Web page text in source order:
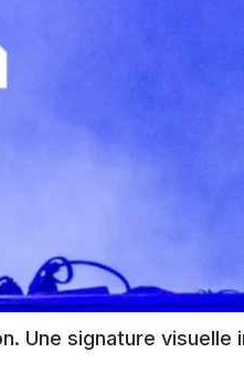
Une signature visuelle